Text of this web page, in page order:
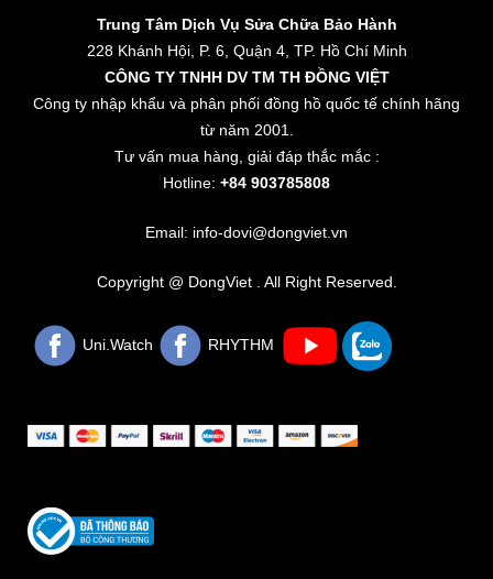
Trung Tâm Dịch Vụ Sửa Chữa Bảo Hành
228 Khánh Hội, P. 6, Quận 4, TP. Hồ Chí Minh
CÔNG TY TNHH DV TM TH ĐỒNG VIỆT
Công ty nhập khẩu và phân phối đồng hồ quốc tế chính hãng
từ năm 2001.
Tư vấn mua hàng, giải đáp thắc mắc :
Hotline: +84 903785808
Email: info-dovi@dongviet.vn
Copyright @ DongViet . All Right Reserved.
Uni.Watch RHYTHM